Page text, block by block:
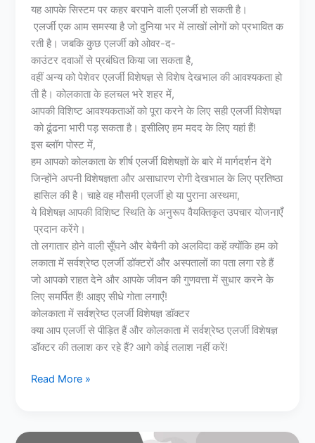
यह आपके सिस्टम पर कहर बरपाने वाली एलर्जी हो सकती है।
एलर्जी एक आम समस्या है जो दुनिया भर में लाखों लोगों को प्रभावित क
रती है। जबकि कुछ एलर्जी को ओवर-द-
काउंटर दवाओं से प्रबंधित किया जा सकता है,
वहीं अन्य को पेशेवर एलर्जी विशेषज्ञ से विशेष देखभाल की आवश्यकता हो
ती है। कोलकाता के हलचल भरे शहर में,
आपकी विशिष्ट आवश्यकताओं को पूरा करने के लिए सही एलर्जी विशेषज्ञ
को ढूंढना भारी पड़ सकता है। इसीलिए हम मदद के लिए यहां हैं!
इस ब्लॉग पोस्ट में,
हम आपको कोलकाता के शीर्ष एलर्जी विशेषज्ञों के बारे में मार्गदर्शन देंगे
जिन्होंने अपनी विशेषज्ञता और असाधारण रोगी देखभाल के लिए प्रतिष्ठा
हासिल की है। चाहे वह मौसमी एलर्जी हो या पुराना अस्थमा,
ये विशेषज्ञ आपकी विशिष्ट स्थिति के अनुरूप वैयक्तिकृत उपचार योजनाएँ
प्रदान करेंगे।
तो लगातार होने वाली सूँघने और बेचैनी को अलविदा कहें क्योंकि हम को
लकाता में सर्वश्रेष्ठ एलर्जी डॉक्टरों और अस्पतालों का पता लगा रहे हैं
जो आपको राहत देने और आपके जीवन की गुणवत्ता में सुधार करने के
लिए समर्पित हैं! आइए सीधे गोता लगाएँ!
कोलकाता में सर्वश्रेष्ठ एलर्जी विशेषज्ञ डॉक्टर
क्या आप एलर्जी से पीड़ित हैं और कोलकाता में सर्वश्रेष्ठ एलर्जी विशेषज्ञ
डॉक्टर की तलाश कर रहे हैं? आगे कोई तलाश नहीं करें!
Read More »